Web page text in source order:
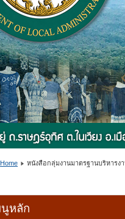
Home
หนังสือกลุ่มงานมาตรฐานบริหารง
หลัก